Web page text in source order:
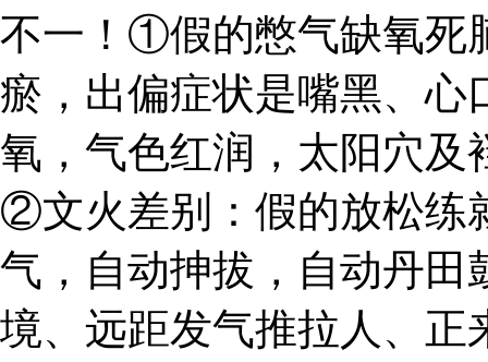
不一！①假的憋气缺氧死
瘀，出偏症状是嘴黑、心
氧，气色红润，太阳穴及
②文火差别：假的放松练
气，自动抻拔，自动丹田
境、远距发气推拉人、正